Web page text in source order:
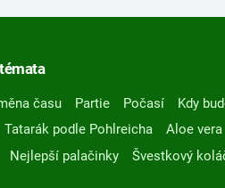
času Partie Počasí Kdy
Tatarák podle Pohlreicha Aloe vera
Nejlepší palačinky Švestkový